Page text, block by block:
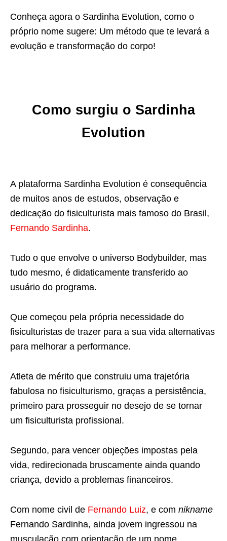
Conheça agora o Sardinha Evolution, como o
próprio nome sugere: Um método que te levará a
evolução e transformação do corpo!
Como surgiu o Sardinha
Evolution
A plataforma Sardinha Evolution é consequência
de muitos anos de estudos, observação e
dedicação do fisiculturista mais famoso do Brasil,
Fernando Sardinha.
Tudo o que envolve o universo Bodybuilder, mas
tudo mesmo, é didaticamente transferido ao
usuário do programa.
Que começou pela própria necessidade do
fisiculturistas de trazer para a sua vida alternativas
para melhorar a performance.
Atleta de mérito que construiu uma trajetória
fabulosa no fisiculturismo, graças a persistência,
primeiro para prosseguir no desejo de se tornar
um fisiculturista profissional.
Segundo, para vencer objeções impostas pela
vida, redirecionada bruscamente ainda quando
criança, devido a problemas financeiros.
Com nome civil de Fernando Luiz, e com nikname
Fernando Sardinha, ainda jovem ingressou na